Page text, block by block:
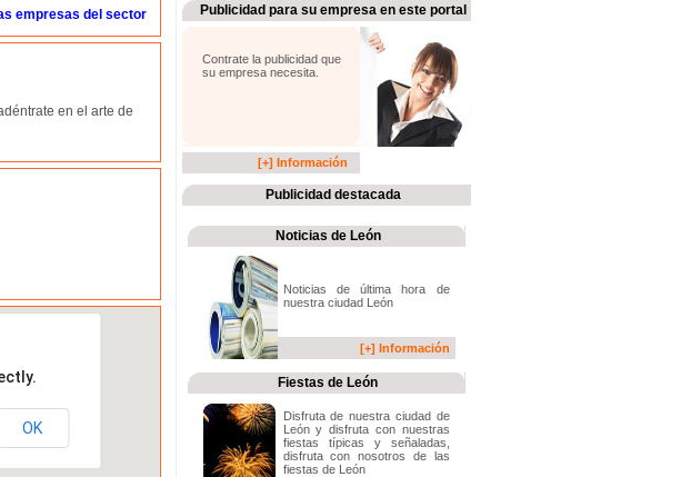
empresas del sector
en el arte de
Publicidad para su empresa en este portal
Contrate la publicidad que
su empresa necesita.
[+] Información
Publicidad destacada
Noticias de León
Noticias de última hora de
nuestra ciudad León
[+] Información
Fiestas de León
Disfruta de nuestra ciudad de
León y disfruta con nuestras
fiestas típicas y señaladas,
disfruta con nosotros de las
fiestas de León